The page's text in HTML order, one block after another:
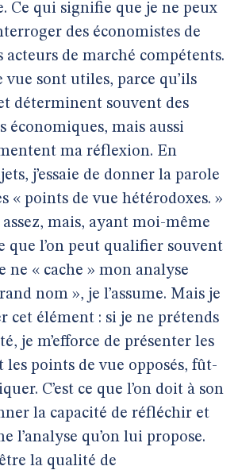
Ce qui signifie que je ne peux
des économistes de
acteurs de marché compétents.
vue sont utiles, parce qu’ils
déterminent souvent des
économiques, mais aussi
ma réflexion. En
j’essaie de donner la parole
« points de vue hétérodoxes. »
assez, mais, ayant moi-même
que l’on peut qualifier souvent
ne « cache » mon analyse
nom », je l’assume. Mais je
cet élément : si je ne prétends
je m’efforce de présenter les
les points de vue opposés, fût-
C’est ce que l’on doit à son
la capacité de réfléchir et
l’analyse qu’on lui propose.
la qualité de